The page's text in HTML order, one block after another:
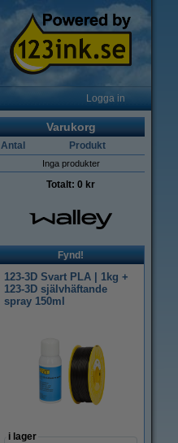
Logga in
Varukorg
Antal Produkt
Inga produkter
Totalt: 0 kr
Fynd!
123-3D Svart PLA | 1kg +
123-3D självhäftande
spray 150ml
i lager